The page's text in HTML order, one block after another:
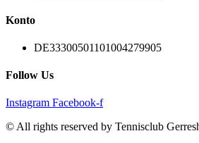
Konto
DE33300501101004279905
Follow Us
Instagram Facebook-f
© All rights reserved by Tennisclub